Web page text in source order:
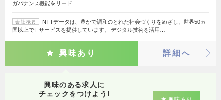
ガバナンス機能をリード…
会社概要
NTTデータは、豊かで調和のとれた社会づくりをめざし、世界50ヵ
国以上でITサービスを提供しています。 デジタル技術を活用…
興味あり 詳細へ
興味のある求人に
チェックをつけよう!